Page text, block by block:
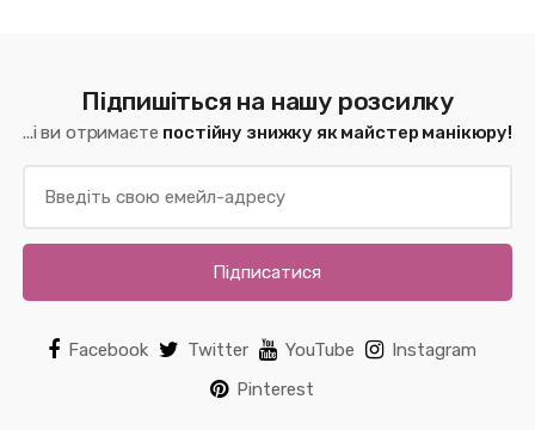
Підпишіться на нашу розсилку
...і ви отримаєте постійну знижку як майстер манікюру!
Підписатися
Facebook Twitter YouTube
Instagram
Pinterest